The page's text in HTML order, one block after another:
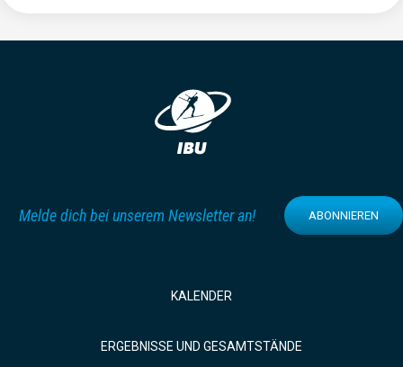
Melde dich bei unserem Newsletter an! ABONNIEREN
KALENDER
ERGEBNISSE UND GESAMTSTÄNDE